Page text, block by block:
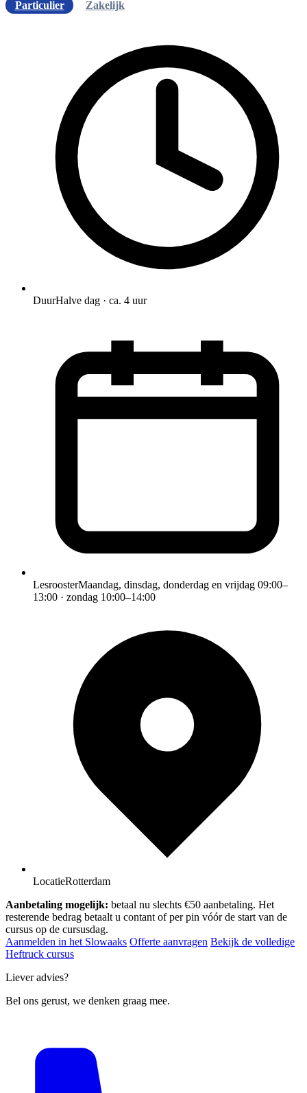
Particulier Zakelijk
DuurHalve dag · ca. 4 uur
LesroosterMaandag, dinsdag, donderdag en vrijdag 09:00–
13:00 · zondag 10:00–14:00
LocatieRotterdam
Aanbetaling mogelijk: betaal nu slechts €50 aanbetaling. Het
resterende bedrag betaalt u contant of per pin vóór de start van de
cursus op de cursusdag.
Aanmelden in het Slowaaks Offerte aanvragen Bekijk de volledige
Heftruck cursus
Liever advies?
Bel ons gerust, we denken graag mee.